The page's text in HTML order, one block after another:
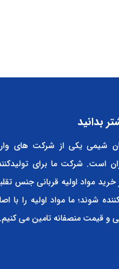
بدانید
شیمی یکی از شرکت های
است. شرکت ما برای
مواد اولیه قربانی جنس
شوند؛ ما مواد اولیه را با
و قیمت منصفانه تامین می کنیم.